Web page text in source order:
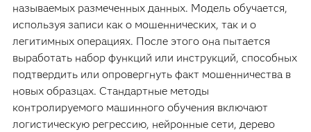
называемых размеченных данных. Модель обучается,
используя записи как о мошеннических, так и о
легитимных операциях. После этого она пытается
выработать набор функций или инструкций, способных
подтвердить или опровергнуть факт мошенничества в
новых образцах. Стандартные методы
контролируемого машинного обучения включают
логистическую регрессию, нейронные сети, дерево